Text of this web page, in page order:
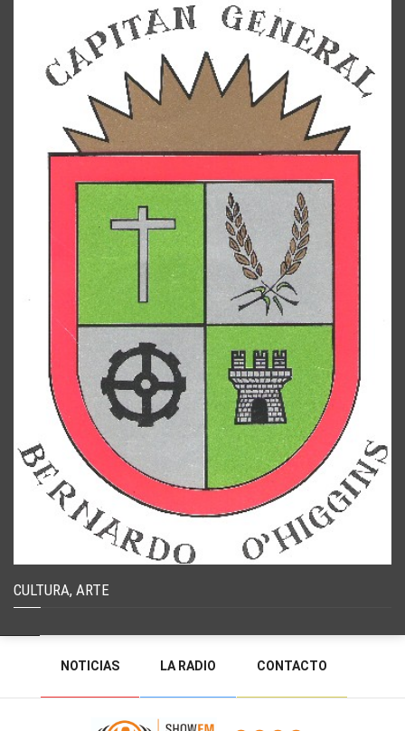
CULTURA, ARTE
NOTICIAS LA RADIO CONTACTO
PROGRAMACIÓN RADIO EN VIVO